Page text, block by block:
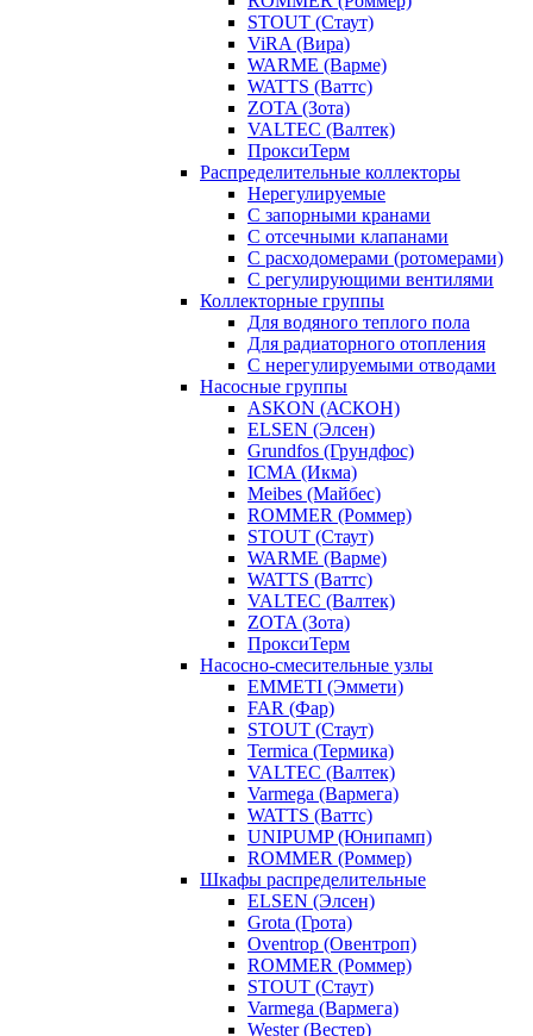
STOUT (Стаут)
ViRA (Вира)
WARME (Варме)
WATTS (Ваттс)
ZOTA (Зота)
VALTEC (Валтек)
ПроксиТерм
Распределительные коллекторы
Нерегулируемые
С запорными кранами
С отсечными клапанами
С расходомерами (ротомерами)
С регулирующими вентилями
Коллекторные группы
Для водяного теплого пола
Для радиаторного отопления
С нерегулируемыми отводами
Насосные группы
ASKON (АСКОН)
ELSEN (Элсен)
Grundfos (Грундфос)
ICMA (Икма)
Meibes (Майбес)
ROMMER (Роммер)
STOUT (Стаут)
WARME (Варме)
WATTS (Ваттс)
VALTEC (Валтек)
ZOTA (Зота)
ПроксиТерм
Насосно-смесительные узлы
EMMETI (Эммети)
FAR (Фар)
STOUT (Стаут)
Termica (Термика)
VALTEC (Валтек)
Varmega (Вармега)
WATTS (Ваттс)
UNIPUMP (Юнипамп)
ROMMER (Роммер)
Шкафы распределительные
ELSEN (Элсен)
Grota (Грота)
Oventrop (Овентроп)
ROMMER (Роммер)
STOUT (Стаут)
Varmega (Вармега)
Wester (Вестер)